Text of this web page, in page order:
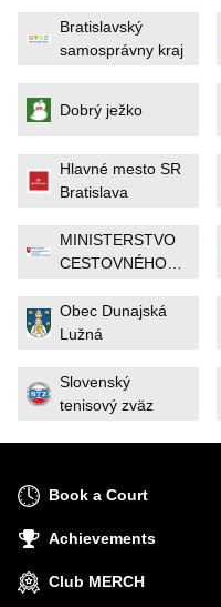
Bratislavský
samosprávny kraj
Dobrý ježko
Hlavné mesto SR
Bratislava
MINISTERSTVO
CESTOVNÉHO
ŠPORTU
Obec Dunajská
Lužná
Slovenský
tenisový zväz
Book a Court
Achievements
Club MERCH